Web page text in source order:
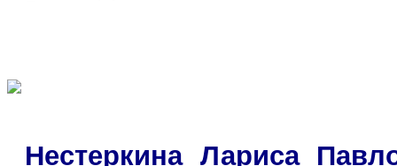
Нестеркина Лариса